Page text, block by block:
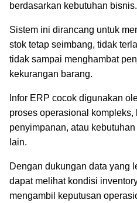
berdasarkan kebutuhan bisnis.
Sistem ini dirancang untuk
stok tetap seimbang, tidak
tidak sampai menghambat
kekurangan barang.
Infor ERP cocok digunakan
proses operasional kompleks,
penyimpanan, atau
lain.
Dengan dukungan data yang
dapat melihat kondisi
mengambil keputusan